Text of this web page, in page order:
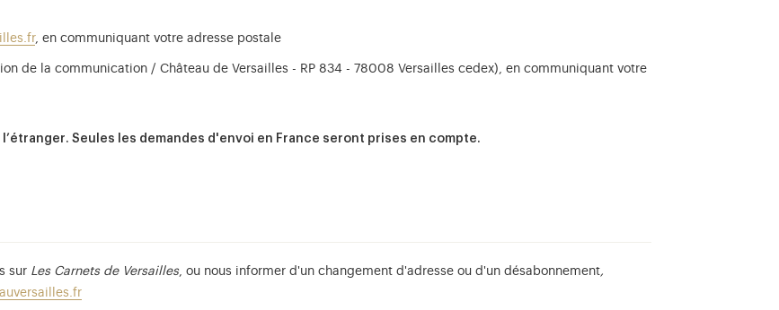
, en communiquant votre adresse postale
de la communication / Château de Versailles - RP 834 - 78008 Versailles cedex), en communiquant votre
Seules les demandes d'envoi en France seront prises en compte.
sur Les Carnets de Versailles, ou nous informer d'un changement d'adresse ou d'un désabonnement,